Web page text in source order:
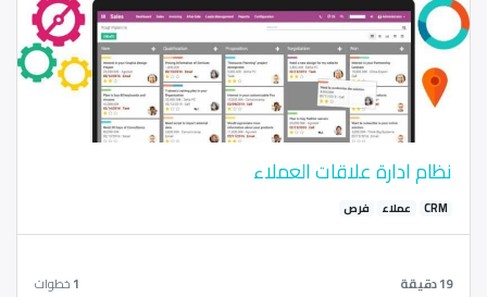
نظام ادارة علاقات العملاء
CRM عملاء فرص
19 دقيقة 1خطوات